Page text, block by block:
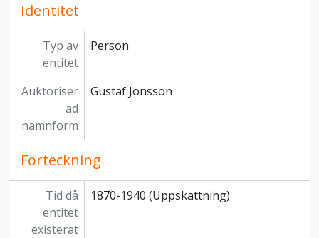
Identitet
Typ av
entitet
Person
Auktoriser
ad
namnform
Gustaf Jonsson
Förteckning
Tid då
entitet
existerat
1870-1940 (Uppskattning)